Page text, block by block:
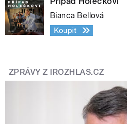
Bianca Bellová
Koupit
ZPRÁVY Z IROZHLAS.CZ